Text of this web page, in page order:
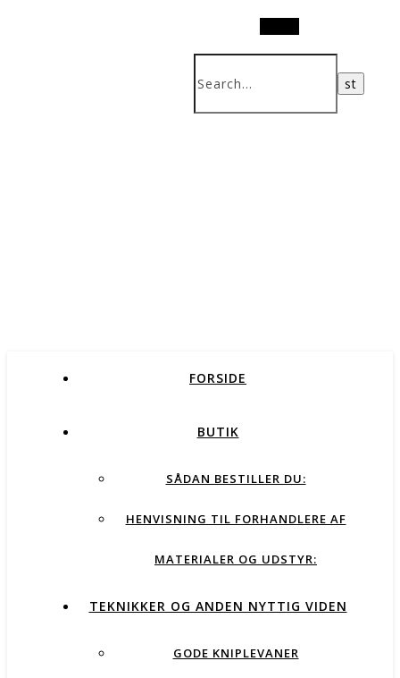
FORSIDE
BUTIK
SÅDAN BESTILLER DU:
HENVISNING TIL FORHANDLERE AF
MATERIALER OG UDSTYR:
TEKNIKKER OG ANDEN NYTTIG VIDEN
GODE KNIPLEVANER